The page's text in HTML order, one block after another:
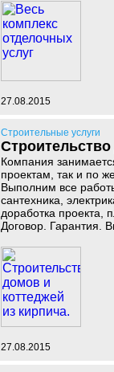
27.08.2015
Строительные услуги
Компания
проектам, так и по
Выполним все
сантехника,
доработка проекта,
Договор. Гарантия.
27.08.2015